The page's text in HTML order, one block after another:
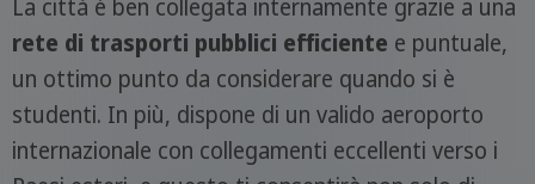
La città è ben collegata internamente grazie a una
rete di trasporti pubblici efficiente e puntuale,
un ottimo punto da considerare quando si è
studenti. In più, dispone di un valido aeroporto
internazionale con collegamenti eccellenti verso i